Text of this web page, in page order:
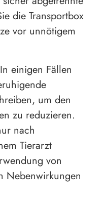
die Transportbox
vor unnötigem
einigen Fällen
um den
zu reduzieren.
nach
Tierarzt
von
Nebenwirkungen